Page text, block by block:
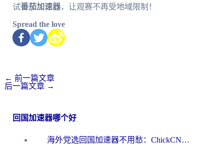
试番茄加速器，让观赛不再受地域限制！
Spread the love
← 前一篇文章
后一篇文章 →
回国加速器哪个好
海外党选回国加速器不用愁：ChickCN和洞见哪个好？一篇搞定所有疑问